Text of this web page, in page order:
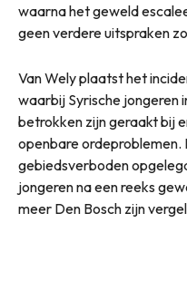
waarna het geweld
geen verdere uitspraken
Van Wely plaatst het
waarbij Syrische jongeren
betrokken zijn geraakt bij
openbare ordeproblemen.
gebiedsverboden
jongeren na een reeks
meer Den Bosch zijn